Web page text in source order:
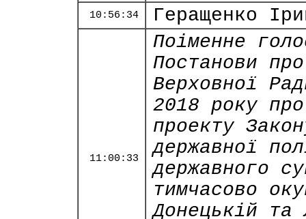
10:56:34 Геращенко
11:00:33
Поіменне
Постанови
Верховної
2018 року
проекту
державної
державного
тимчасово
Донецькій та